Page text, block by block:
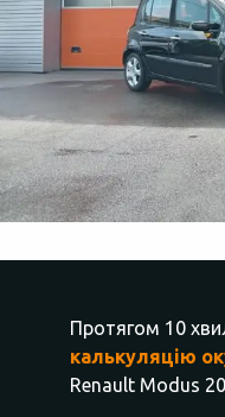
Протягом 10
калькуляцію
Renault Modus